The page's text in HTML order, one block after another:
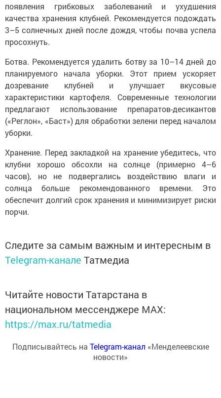
появления грибковых заболеваний и ухудшения
качества хранения клубней. Рекомендуется подождать
3–5 солнечных дней после дождя, чтобы почва успела
просохнуть.
Ботва. Рекомендуется удалить ботву за 10–14 дней до
планируемого начала уборки. Этот прием ускоряет
дозревание клубней и улучшает вкусовые
характеристики картофеля. Современные технологии
предлагают использование препаратов-десикантов
(«Реглон», «Баст») для обработки зелени перед началом
уборки.
Хранение. Перед закладкой на хранение убедитесь, что
клубни хорошо обсохли на солнце (примерно 4–6
часов), но не подвергались воздействию влаги и
солнца больше рекомендованного времени. Это
обеспечит долгий срок хранения и минимизирует риски
порчи.
Следите за самым важным и интересным в
Telegram-канале Татмедиа
Читайте новости Татарстана в
национальном мессенджере MАХ:
https://max.ru/tatmedia
Подписывайтесь на Telegram-канал «Менделеевские
новости»